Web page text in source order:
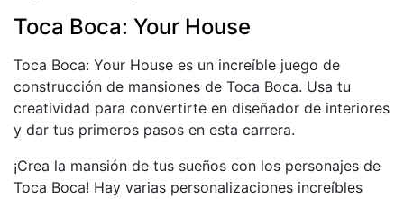
Toca Boca: Your House
Toca Boca: Your House es un increíble juego de
construcción de mansiones de Toca Boca. Usa tu
creatividad para convertirte en diseñador de interiores
y dar tus primeros pasos en esta carrera.
¡Crea la mansión de tus sueños con los personajes de
Toca Boca! Hay varias personalizaciones increíbles